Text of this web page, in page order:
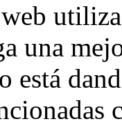
una
está